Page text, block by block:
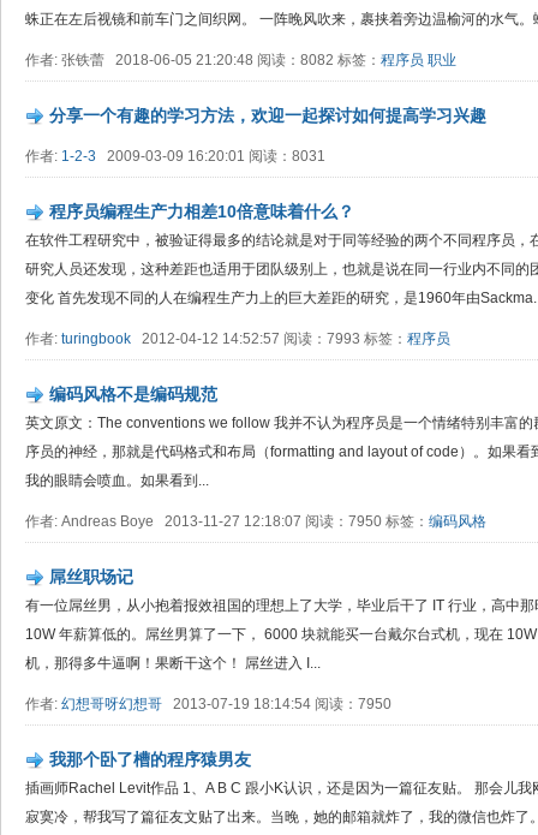
蛛正在左后视镜和前车门之间织网。 一阵晚风吹来，裹挟着旁边温榆河的水气。
作者: 张铁蕾 2018-06-05 21:20:48 阅读：8082 标签： 程序员 职业
分享一个有趣的学习方法，欢迎一起探讨如何提高学习兴趣
作者: 1-2-3 2009-03-09 16:20:01 阅读：8031
程序员编程生产力相差10倍意味着什么？
在软件工程研究中，被验证得最多的结论就是对于同等经验的两个不同程序员
研究人员还发现，这种差距也适用于团队级别上，也就是说在同一行业内不同的
变化 首先发现不同的人在编程生产力上的巨大差距的研究，是1960年由
作者: turingbook 2012-04-12 14:52:57 阅读：7993 标签： 程序员
编码风格不是编码规范
英文原文：The conventions we follow 我并不认为程序员是一个情绪特别丰富
序员的神经，那就是代码格式和布局（formatting and layout of code）。如果
我的眼睛会喷血。如果看到...
作者: Andreas Boye 2013-11-27 12:18:07 阅读：7950 标签： 编码风格
屌丝职场记
有一位屌丝男，从小抱着报效祖国的理想上了大学，毕业后干了 IT 行业，高中
10W 年薪算低的。屌丝男算了一下， 6000 块就能买一台戴尔台式机，现在
机，那得多牛逼啊！果断干这个！ 屌丝进入 I...
作者: 幻想哥呀幻想哥 2013-07-19 18:14:54 阅读：7950
我那个卧了槽的程序猿男友
插画师Rachel Levit作品 1、A B C 跟小K认识，还是因为一篇征友贴。 那会儿
寂寞冷，帮我写了篇征友文贴了出来。当晚，她的邮箱就炸了，我的微信也炸